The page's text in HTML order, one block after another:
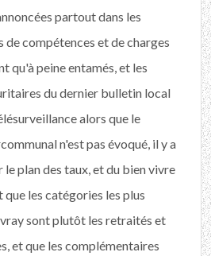
partout dans les
de compétences et de charges
qu'à peine entamés, et les
du dernier bulletin local
alors que le
n'est pas évoqué, il y a
le plan des taux, et du bien vivre
les catégories les plus
sont plutôt les retraités et
et que les complémentaires